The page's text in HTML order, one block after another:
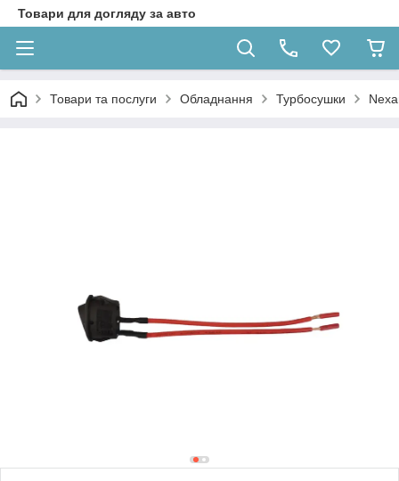
Товари для догляду за авто
Товари та послуги Обладнання Турбосушки